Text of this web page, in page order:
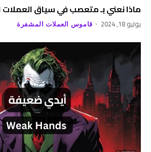
ماذا نعني بـ متعصب في سياق العملات
يوليو 18, 2024 قاموس العملات المشفرة